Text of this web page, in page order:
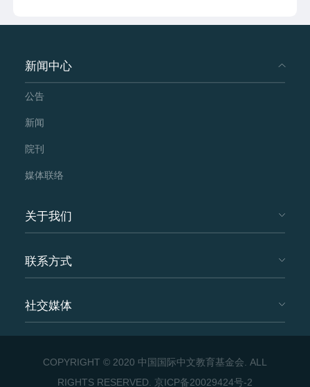
新闻中心
公告
新闻
院刊
媒体联络
关于我们
联系方式
社交媒体
COPYRIGHT © 2020 中国国际中文教育基金会. ALL
RIGHTS RESERVED. 京ICP备20029424号-2